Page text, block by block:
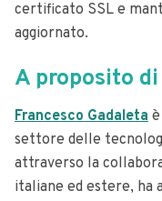
certificato SSL e
aggiornato.
A proposito
Francesco Gadaleta
settore delle
attraverso la
italiane ed estere, ha